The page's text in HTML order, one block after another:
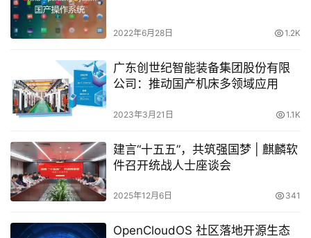
2022年6月28日 1.2K
广东创世纪智能装备集团股份有限
公司：推动国产机床多领域应用
2023年3月21日 1.1K
建言“十五五”，共筑强国梦 | 麒麟软
件召开统战人士座谈会
2025年12月6日 341
OpenCloudOS 社区落地开源生态